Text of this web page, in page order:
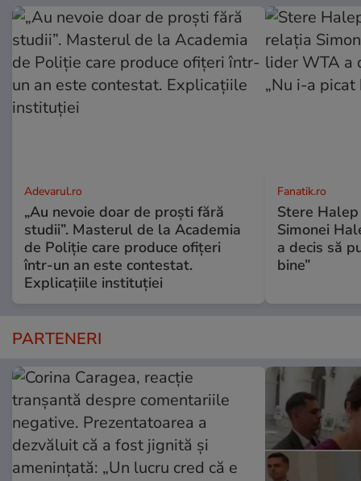
Adevarul.ro
„Au nevoie doar de proști fără
studii”. Masterul de la Academia
de Poliție care produce ofițeri
într-un an este contestat.
Explicațiile instituției
Fanatik.ro
Stere
Simonei
a decis să
bine”
PARTENERI